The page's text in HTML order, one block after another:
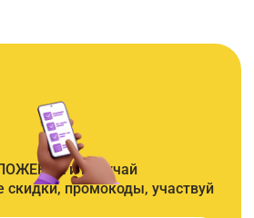
и получай
скидки, промокоды, участвуй